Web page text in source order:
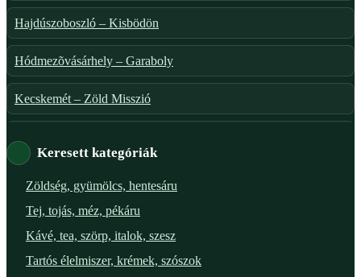
Hajdúszoboszló – Kisbödön
Hódmezõvásárhely – Garaboly
Kecskemét – Zöld Misszió
XI. ker. – Lemérem
Keresett kategóriák
Zöldség, gyümölcs, hentesáru
Tej, tojás, méz, pékáru
Kávé, tea, szörp, italok, szesz
Tartós élelmiszer, krémek, szószok